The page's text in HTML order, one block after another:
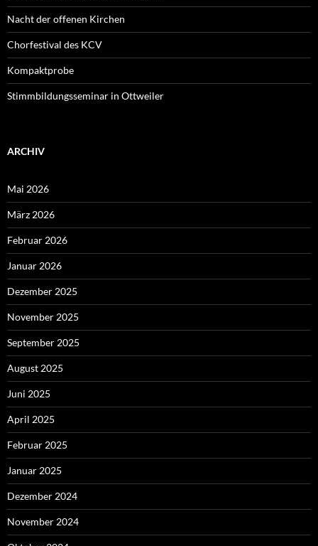
Nacht der offenen Kirchen
Chorfestival des KCV
Kompaktprobe
Stimmbildungsseminar in Ottweiler
ARCHIV
Mai 2026
März 2026
Februar 2026
Januar 2026
Dezember 2025
November 2025
September 2025
August 2025
Juni 2025
April 2025
Februar 2025
Januar 2025
Dezember 2024
November 2024